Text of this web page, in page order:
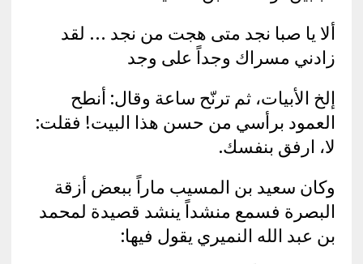
ألا يا صبا نجد متى هجت من نجد … لقد
زادني مسراك وجداً على وجد
إلخ الأبيات، ثم ترنّح ساعة وقال: أنطح
العمود برأسي من حسن هذا البيت! فقلت:
لا، ارفق بنفسك.
وكان سعيد بن المسيب ماراً ببعض أزقة
البصرة فسمع منشداً ينشد قصيدة لمحمد
بن عبد الله النميري يقول فيها: